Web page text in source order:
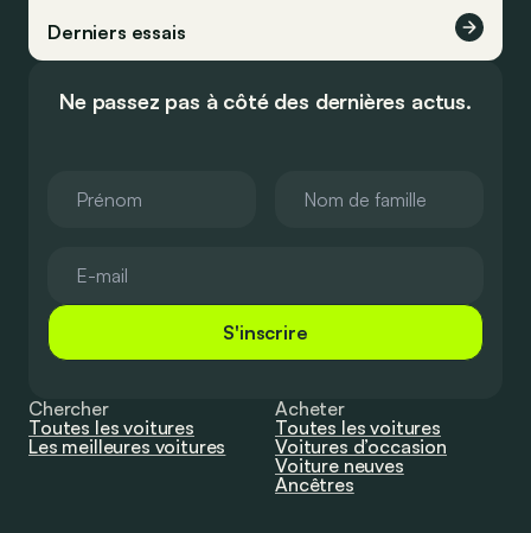
Derniers essais
Ne passez pas à côté des dernières actus.
S'inscrire
Chercher
Toutes les voitures
Les meilleures voitures
Acheter
Toutes les voitures
Voitures d’occasion
Voiture neuves
Ancêtres